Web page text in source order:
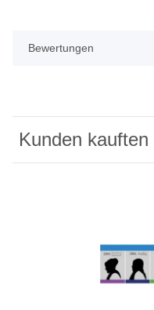
Bewertungen
Kunden